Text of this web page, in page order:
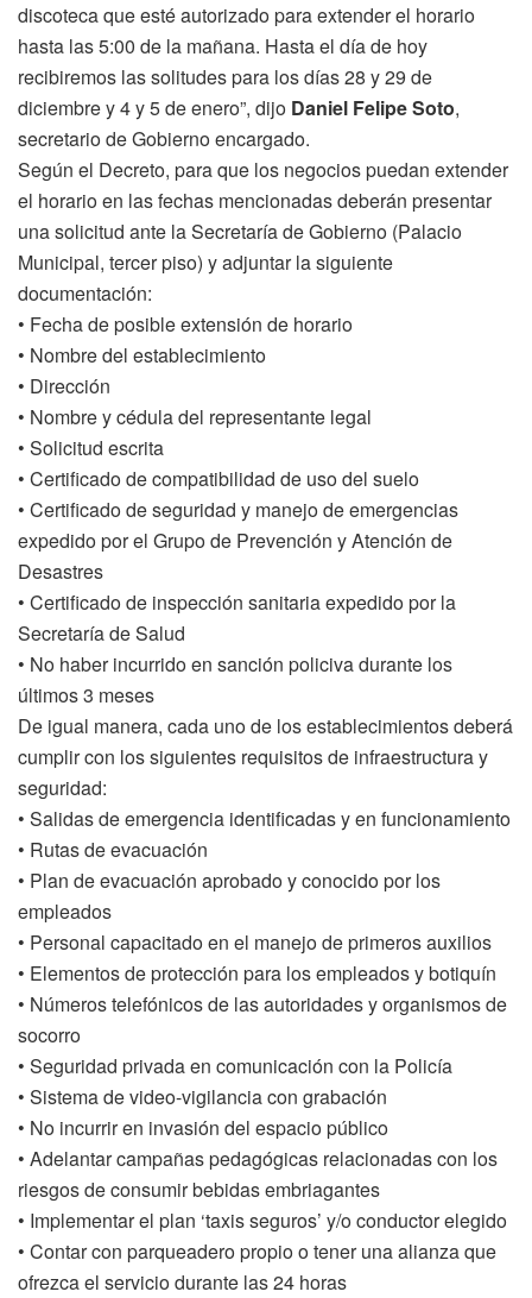
discoteca que esté autorizado para extender el horario
hasta las 5:00 de la mañana. Hasta el día de hoy
recibiremos las solitudes para los días 28 y 29 de
diciembre y 4 y 5 de enero”, dijo Daniel Felipe Soto,
secretario de Gobierno encargado.
Según el Decreto, para que los negocios puedan extender
el horario en las fechas mencionadas deberán presentar
una solicitud ante la Secretaría de Gobierno (Palacio
Municipal, tercer piso) y adjuntar la siguiente
documentación:
• Fecha de posible extensión de horario
• Nombre del establecimiento
• Dirección
• Nombre y cédula del representante legal
• Solicitud escrita
• Certificado de compatibilidad de uso del suelo
• Certificado de seguridad y manejo de emergencias
expedido por el Grupo de Prevención y Atención de
Desastres
• Certificado de inspección sanitaria expedido por la
Secretaría de Salud
• No haber incurrido en sanción policiva durante los
últimos 3 meses
De igual manera, cada uno de los establecimientos deberá
cumplir con los siguientes requisitos de infraestructura y
seguridad:
• Salidas de emergencia identificadas y en funcionamiento
• Rutas de evacuación
• Plan de evacuación aprobado y conocido por los
empleados
• Personal capacitado en el manejo de primeros auxilios
• Elementos de protección para los empleados y botiquín
• Números telefónicos de las autoridades y organismos de
socorro
• Seguridad privada en comunicación con la Policía
• Sistema de video-vigilancia con grabación
• No incurrir en invasión del espacio público
• Adelantar campañas pedagógicas relacionadas con los
riesgos de consumir bebidas embriagantes
• Implementar el plan ‘taxis seguros’ y/o conductor elegido
• Contar con parqueadero propio o tener una alianza que
ofrezca el servicio durante las 24 horas